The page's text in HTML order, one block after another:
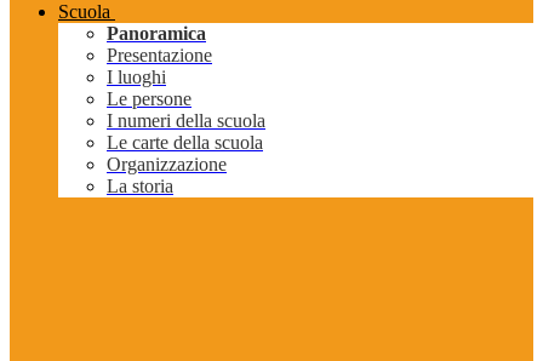
Scuola
Panoramica
Presentazione
I luoghi
Le persone
I numeri della scuola
Le carte della scuola
Organizzazione
La storia